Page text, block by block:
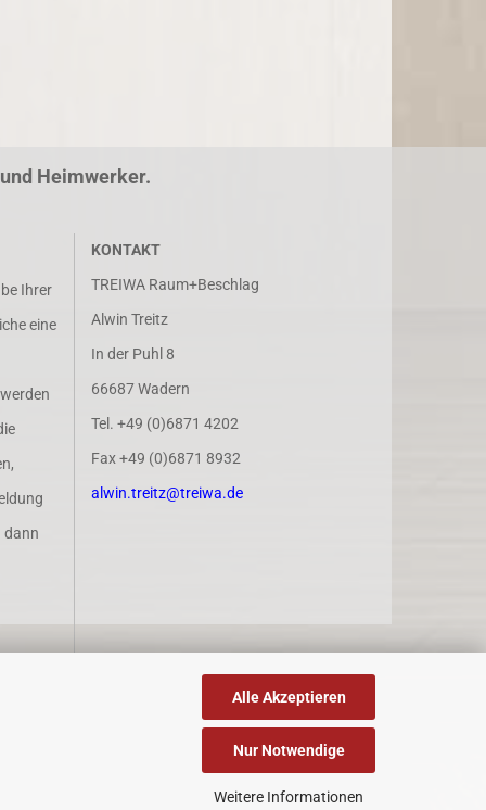
Alle Akzeptieren
Nur Notwendige
Weitere Informationen
Heimwerker.
Ihrer
eine
dann
KONTAKT
TREIWA Raum+Beschlag
Alwin Treitz
In der Puhl 8
66687 Wadern
Tel. +49 (0)6871 4202
Fax +49 (0)6871 8932
alwin.treitz@treiwa.de